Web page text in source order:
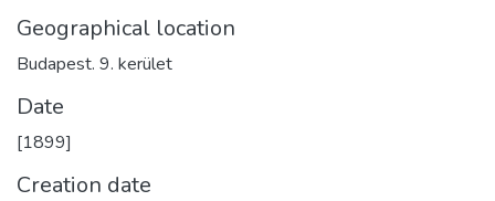
Geographical location
Budapest. 9. kerület
Date
[1899]
Creation date